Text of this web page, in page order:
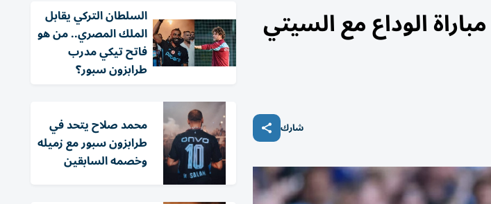
الوداع مع السيتي
شارك
السلطان التركي يقابل
الملك المصري.. من هو
فاتح تيكي مدرب
طرابزون سبور؟
محمد صلاح يتحد في
طرابزون سبور مع زميله
وخصمه السابقين